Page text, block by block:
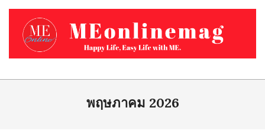
Skip
content
Primary
พฤษภาคม 2026